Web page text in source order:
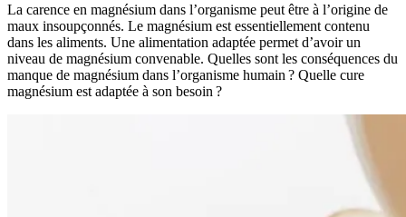
La carence en magnésium dans l’organisme peut être à l’origine de
maux insoupçonnés. Le magnésium est essentiellement contenu
dans les aliments. Une alimentation adaptée permet d’avoir un
niveau de magnésium convenable. Quelles sont les conséquences du
manque de magnésium dans l’organisme humain ? Quelle cure
magnésium est adaptée à son besoin ?